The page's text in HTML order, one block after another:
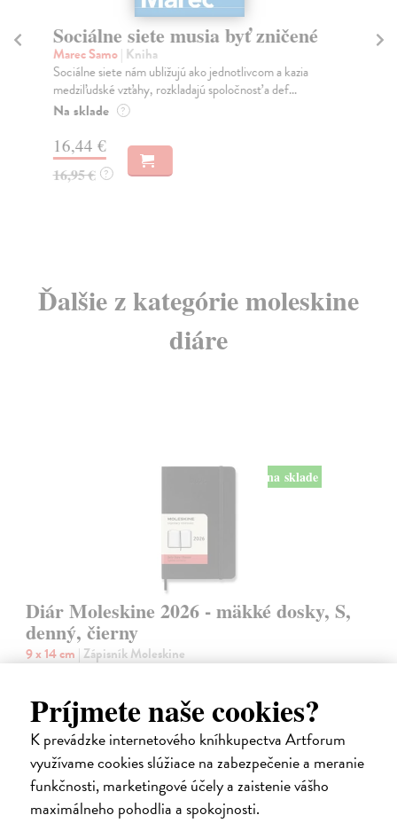
Príjmete naše cookies?
K prevádzke internetového kníhkupectva Artforum
využívame cookies slúžiace na zabezpečenie a meranie
funkčnosti, marketingové účely a zaistenie vášho
maximálneho pohodlia a spokojnosti.
Sociálne siete musia byť zničené
Marec Samo| Kniha
Sociálne siete nám ubližujú ako jednotlivcom a kazia
medziľudské vzťahy, rozkladajú spoločnosť a def...
Na sklade ?
16,44 €
16,95 € ?
Ďalšie z kategórie moleskine
diáre
na sklade
Diár Moleskine 2026 - mäkké dosky, S,
denný, čierny
9 x 14 cm | Zápisník Moleskine
Na sklade ?
24,50 €